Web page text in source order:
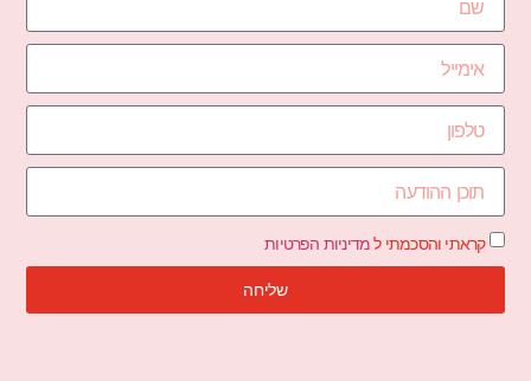
קראתי והסכמתי למדיניות הפרטיות
שליחה